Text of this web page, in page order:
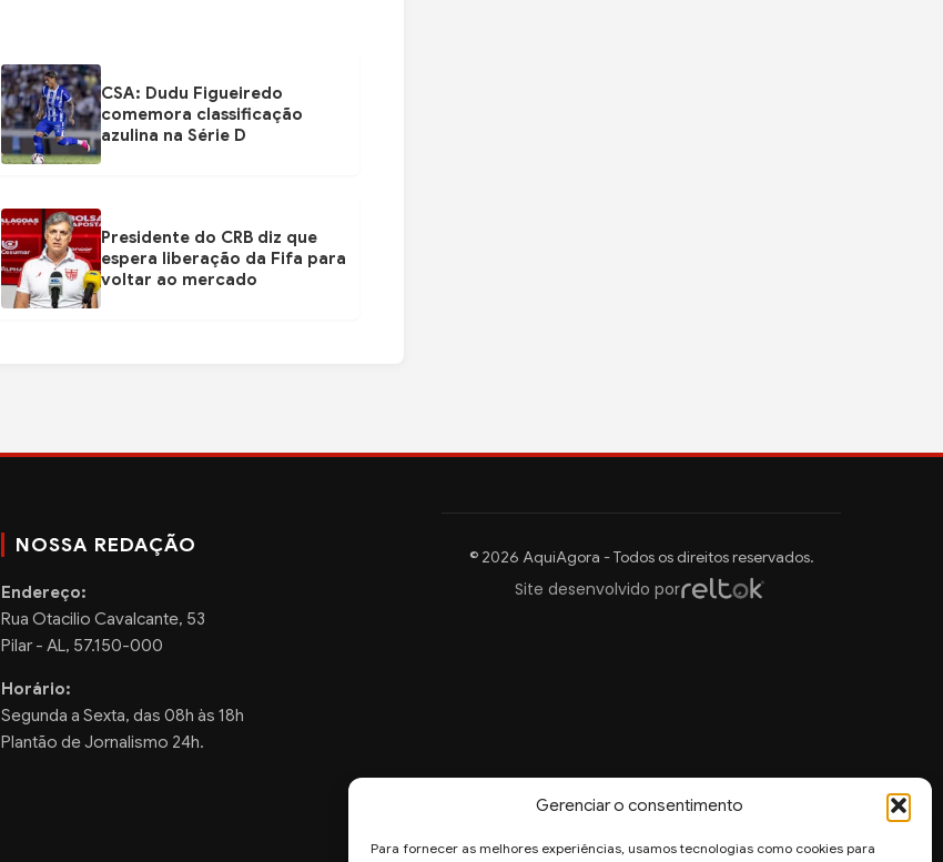
Gerenciar o consentimento
Para fornecer as melhores experiências, usamos tecnologias como cookies para
CSA: Dudu Figueiredo
comemora classificação
azulina na Série D
Presidente do CRB diz que
espera liberação da Fifa para
voltar ao mercado
NOSSA REDAÇÃO
Endereço:
Rua Otacilio Cavalcante, 53
Pilar - AL, 57.150-000
Horário:
Segunda a Sexta, das 08h às 18h
Plantão de Jornalismo 24h.
© 2026 AquiAgora - Todos os direitos reservados.
Site desenvolvido por